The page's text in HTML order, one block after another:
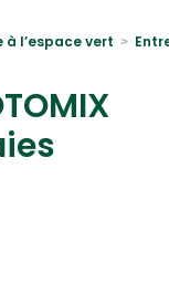
à l’espace vert >